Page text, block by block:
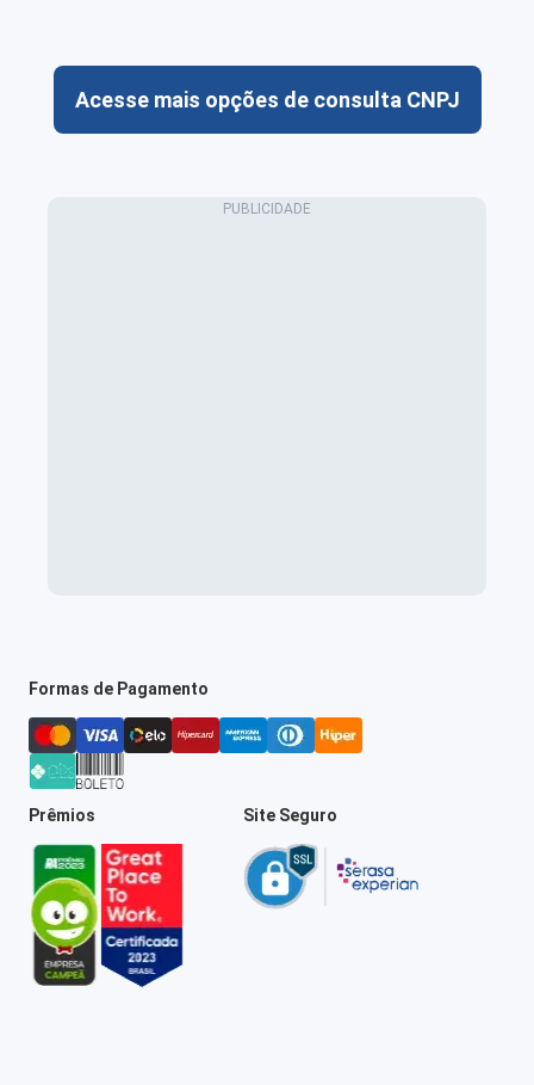
Acesse mais opções de consulta CNPJ
Formas de Pagamento
Prêmios Site Seguro